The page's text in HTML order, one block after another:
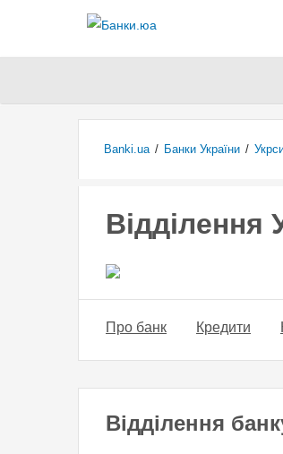
Banki.ua / Банки України /
Відділення
Про банк Кредити
Відділення